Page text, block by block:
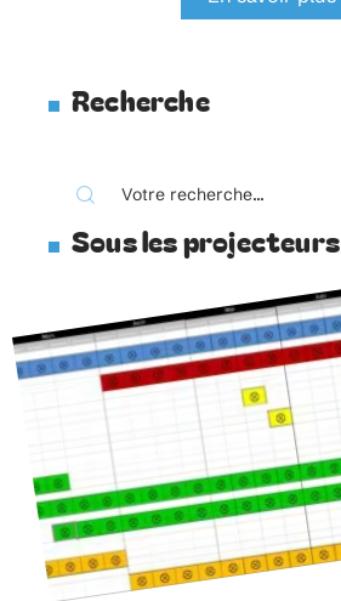
Recherche
Sous les projecteurs